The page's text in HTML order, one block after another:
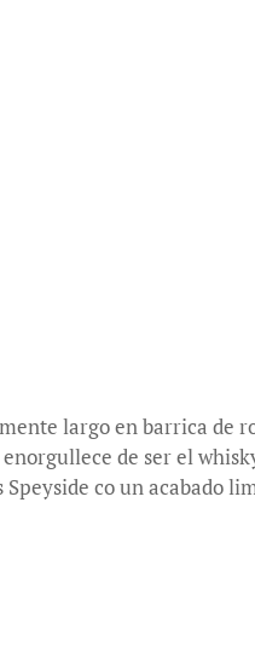
largo en barrica de
de ser el
co un acabado